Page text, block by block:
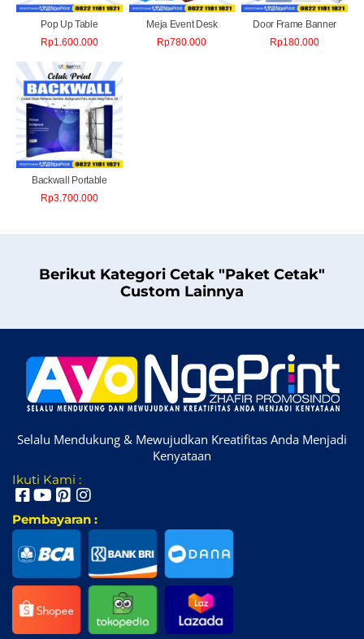
Pop Up Table
Rp1.600.000
Meja Event Desk
Rp780.000
Door Frame Banner
Rp180.000
Backwall Portable
Rp3.700.000
Berikut Kategori Cetak "Paket Cetak"
Custom Lainnya
Selalu Mendukung & Mewujudkan Kreatifitas Anda Menjadi
Kenyataan
Ikuti Kami :
Pembayaran :